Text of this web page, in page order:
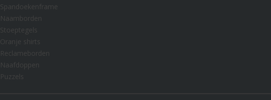
Spandoekenframe
Naamborden
Stoeptegels
Oranje shirts
Reclameborden
Naafdoppen
Puzzels